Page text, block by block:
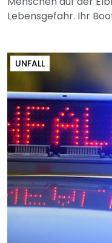
Lebensgefahr. Ihr
UNFALL